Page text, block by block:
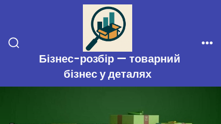
вмісту
Перемикач
пошукуБізнес-розбір — товарний
бізнес у деталях